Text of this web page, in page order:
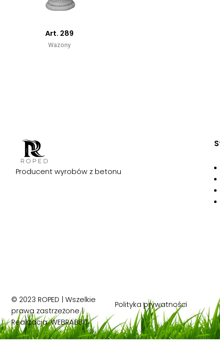
Art. 289
Wazony
Producent wyrobów z betonu
© 2023 ROPED | Wszelkie
prawa zastrzeżone |
Realizacja:WEBRABBIT
Polityka prywatności